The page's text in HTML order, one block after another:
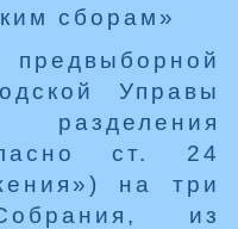
сборам»
Управы
ст. 24
на три
из